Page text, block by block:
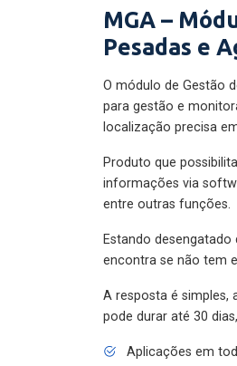
MGA –
Pesadas e
O módulo de Gestão
para gestão e
localização precisa
Produto que
informações via
entre outras funções.
Estando
encontra se não tem
A resposta é simples,
pode durar até 30
Aplicações em